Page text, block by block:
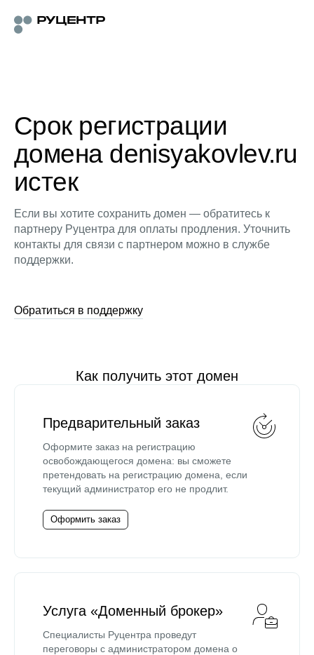
Срок регистрации
домена denisyakovlev.ru
истек
Если вы хотите сохранить домен — обратитесь к
партнеру Руцентра для оплаты продления. Уточнить
контакты для связи с партнером можно в службе
поддержки.
Обратиться в поддержку
Как получить этот домен
Предварительный заказ
Оформите заказ на регистрацию
освобождающегося домена: вы сможете
претендовать на регистрацию домена, если
текущий администратор его не продлит.
Оформить заказ
Услуга «Доменный брокер»
Специалисты Руцентра проведут
переговоры с администратором домена о